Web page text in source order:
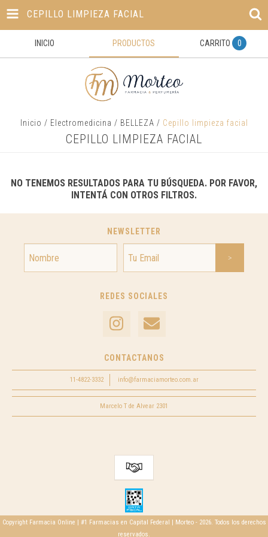
CEPILLO LIMPIEZA FACIAL
INICIO PRODUCTOS CARRITO 0
Inicio / Electromedicina / BELLEZA / Cepillo limpieza facial
CEPILLO LIMPIEZA FACIAL
NO TENEMOS RESULTADOS PARA TU BÚSQUEDA. POR FAVOR,
INTENTÁ CON OTROS FILTROS.
NEWSLETTER
REDES SOCIALES
CONTACTANOS
11-4822-3332 info@farmaciamorteo.com.ar
Marcelo T de Alvear 2301
Copyright Farmacia Online | #1 Farmacias en Capital Federal | Morteo - 2026. Todos los derechos
reservados.